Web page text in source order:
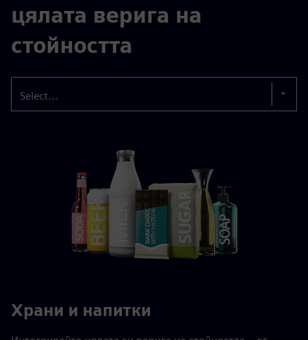
цялата верига на
стойността
Select...
Храни и напитки